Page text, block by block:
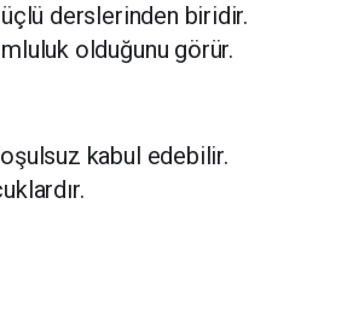
derslerinden biridir.
olduğunu görür.
kabul edebilir.